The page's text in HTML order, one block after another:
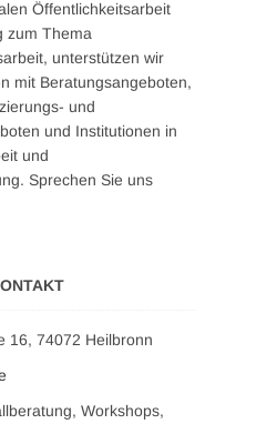
Öffentlichkeitsarbeit
zum Thema
unterstützen wir
mit Beratungsangeboten,
und
und Institutionen in
und
Sprechen Sie uns
16, 74072 Heilbronn
Workshops,